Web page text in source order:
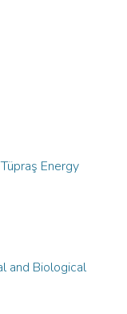
Energy
and Biological